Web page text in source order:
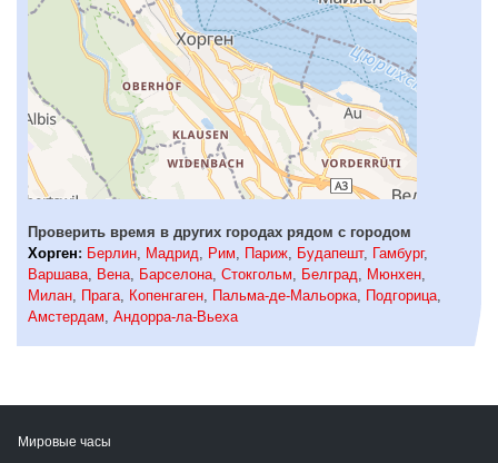
Проверить время в других городах рядом с городом
Хорген: Берлин Мадрид Рим Париж Будапешт, Гамбург,
Варшава
Вена Барселона Стокгольм Белград Мюнхен
Милан
Прага Копенгаген Пальма-де-Мальорка Подгорица
Амстердам Андорра-ла-Вьеха
Мировые часы